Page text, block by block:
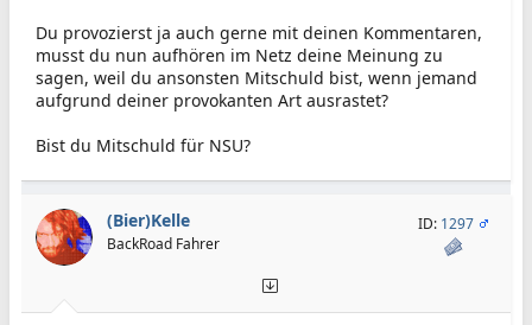
Du provozierst ja auch gerne mit deinen Kommentaren,
musst du nun aufhören im Netz deine Meinung zu
sagen, weil du ansonsten Mitschuld bist, wenn jemand
aufgrund deiner provokanten Art ausrastet?
Bist du Mitschuld für NSU?
(Bier)Kelle
BackRoad Fahrer
ID: 1297